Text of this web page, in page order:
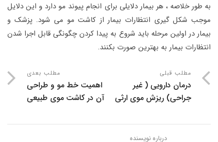
به طور خلاصه ، هر بیمار دلایلی برای انجام پیوند مو دارد و این دلایل
موجب شکل گیری انتظارات بیمار از کاشت مو می شود. پزشک و
بیمار در اولین مرحله باید شروع به پیدا کردن چگونگی قابل اجرا شدن
انتظارات بیمار به بهترین صورت بکنند.
مطلب قبلی
درمان دارویی ( غیر
جراحی) ریزش موی ارثی
مطلب بعدی
اهمیت خط مو و طراحی
آن در کاشت موی طبیعی
درباره نویسنده